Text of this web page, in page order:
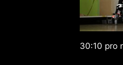
30:10 pro